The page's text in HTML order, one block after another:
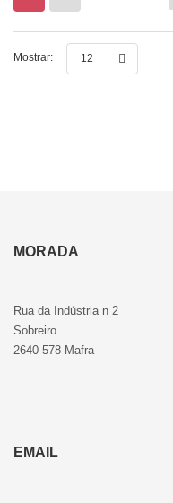
Mostrar: 12
MORADA
Rua da Indústria n 2
Sobreiro
2640-578 Mafra
EMAIL